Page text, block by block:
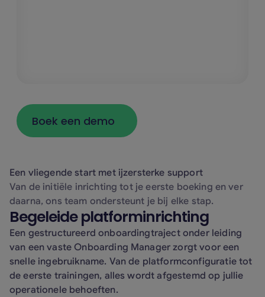
Boek een demo
Boek een demo
Een vliegende start met ijzersterke support
Van de initiële inrichting tot je eerste boeking en ver
daarna, ons team ondersteunt je bij elke stap.
Begeleide platforminrichting
Een gestructureerd onboardingtraject onder leiding
van een vaste Onboarding Manager zorgt voor een
snelle ingebruikname. Van de platformconfiguratie tot
de eerste trainingen, alles wordt afgestemd op jullie
operationele behoeften.